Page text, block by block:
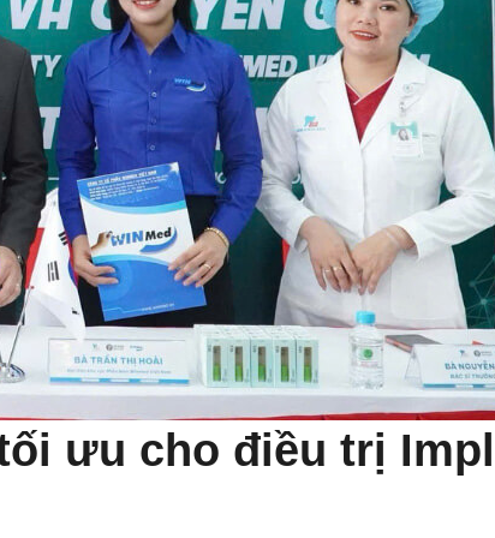
ưu cho điều trị